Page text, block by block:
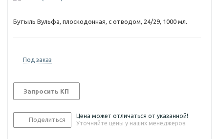
Бутыль Вульфа, плоскодонная, с отводом, 24/29, 1000 мл.
Под заказ
Запросить КП
Поделиться
Цена может отличаться от указанной!
Уточняйте цены у наших менеджеров.